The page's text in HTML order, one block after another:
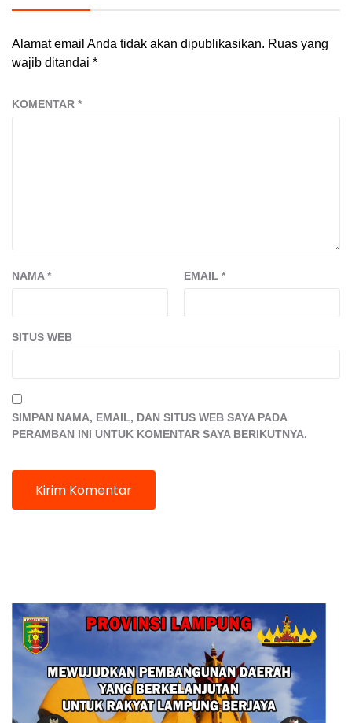
Alamat email Anda tidak akan dipublikasikan. Ruas yang
wajib ditandai *
KOMENTAR *
NAMA* EMAIL *
SITUS WEB
SIMPAN NAMA, EMAIL, DAN SITUS WEB SAYA PADA
PERAMBAN INI UNTUK KOMENTAR SAYA BERIKUTNYA.